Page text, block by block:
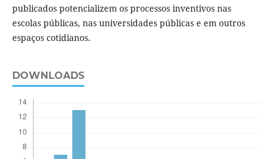
publicados potencializem os processos inventivos nas
escolas públicas, nas universidades públicas e em outros
espaços cotidianos.
DOWNLOADS